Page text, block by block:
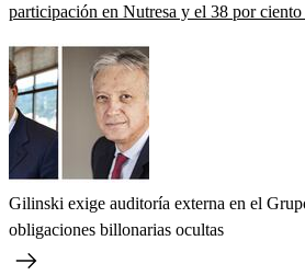
participación en Nutresa y el 38 por
Gilinski exige auditoría externa en el
obligaciones billonarias ocultas